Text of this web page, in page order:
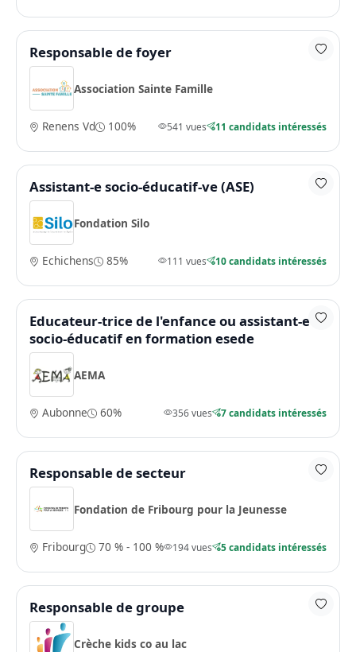
Responsable de foyer
Association Sainte Famille
Renens Vd 100% 541 vues 11 candidats intéressés
Assistant-e socio-éducatif-ve (ASE)
Fondation Silo
Echichens 85% 111 vues 10 candidats intéressés
Educateur-trice de l'enfance ou assistant-e
socio-éducatif en formation esede
AEMA
Aubonne 60% 356 vues 7 candidats intéressés
Responsable de secteur
Fondation de Fribourg pour la Jeunesse
Fribourg 70 % - 100 % 194 vues 5 candidats intéressés
Responsable de groupe
Crèche kids co au lac